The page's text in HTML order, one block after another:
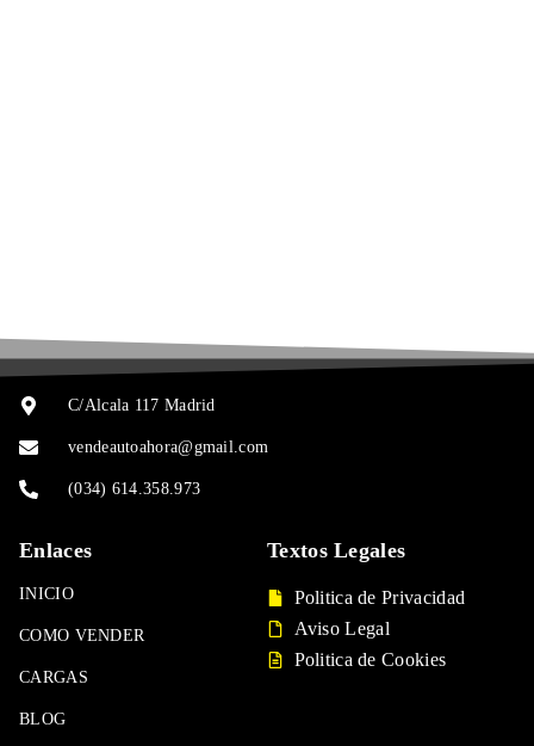
C/Alcala 117 Madrid
vendeautoahora@gmail.com
(034) 614.358.973
Enlaces
INICIO
COMO VENDER
CARGAS
BLOG
Textos Legales
Politica de Privacidad
Aviso Legal
Politica de Cookies